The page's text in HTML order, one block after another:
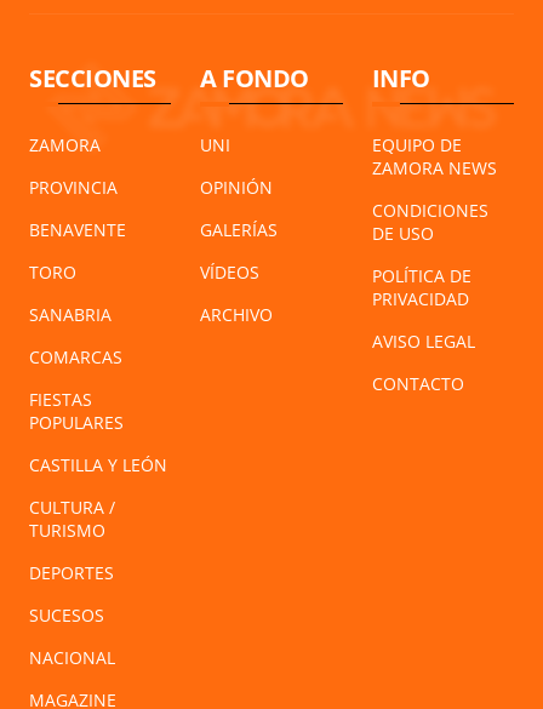
SECCIONES
ZAMORA
PROVINCIA
BENAVENTE
TORO
SANABRIA
COMARCAS
FIESTAS
POPULARES
CASTILLA Y LEÓN
CULTURA /
TURISMO
DEPORTES
SUCESOS
NACIONAL
MAGAZINE
A FONDO
UNI
OPINIÓN
GALERÍAS
VÍDEOS
ARCHIVO
INFO
EQUIPO DE
ZAMORA NEWS
CONDICIONES
DE USO
POLÍTICA DE
PRIVACIDAD
AVISO LEGAL
CONTACTO